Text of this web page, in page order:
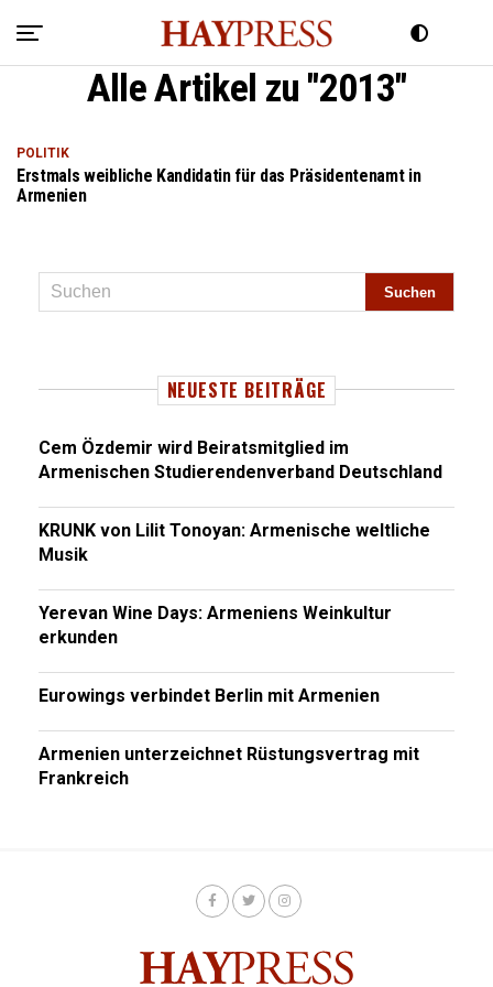
Alle Artikel zu "2013"
POLITIK
Erstmals weibliche Kandidatin für das Präsidentenamt in
Armenien
NEUESTE BEITRÄGE
Cem Özdemir wird Beiratsmitglied im
Armenischen Studierendenverband Deutschland
KRUNK von Lilit Tonoyan: Armenische weltliche
Musik
Yerevan Wine Days: Armeniens Weinkultur
erkunden
Eurowings verbindet Berlin mit Armenien
Armenien unterzeichnet Rüstungsvertrag mit
Frankreich